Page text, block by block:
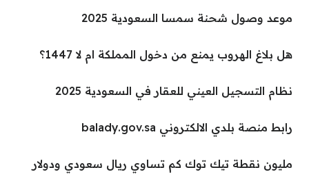
موعد وصول شحنة سمسا السعودية 2025
هل بلاغ الهروب يمنع من دخول المملكة ام لا 1447؟
نظام التسجيل العيني للعقار في السعودية 2025
رابط منصة بلدي الالكتروني balady.gov.sa
مليون نقطة تيك توك كم تساوي ريال سعودي ودولار